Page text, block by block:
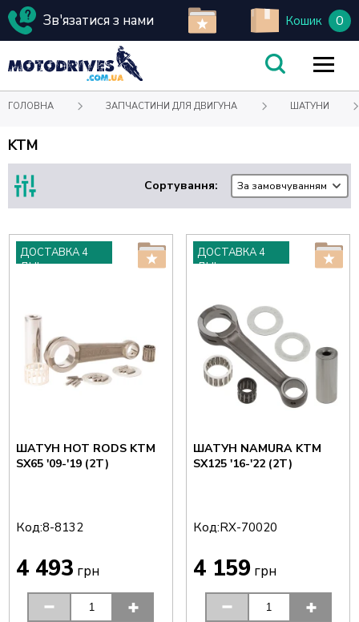
Зв'язатися з нами Кошик 0
ГОЛОВНА ЗАПЧАСТИНИ ДЛЯ ДВИГУНА ШАТУНИ
KTM
Сортування: За замовчуванням
ДОСТАВКА 4
ДНІ
ШАТУН HOT RODS KTM
SX65 '09-'19 (2T)
Код:8-8132
4 493 грн
ДОСТАВКА 4
ДНІ
ШАТУН NAMURA KTM
SX125 '16-'22 (2T)
Код:RX-70020
4 159 грн